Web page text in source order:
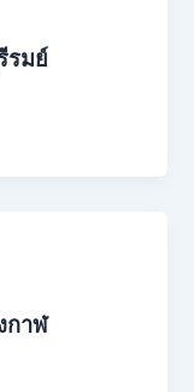
รมย์
กาฬ